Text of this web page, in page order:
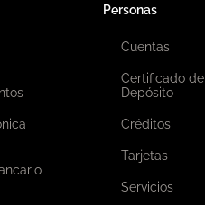
Personas
Cuentas
Certificado de
Depósito
Créditos
Tarjetas
Servicios